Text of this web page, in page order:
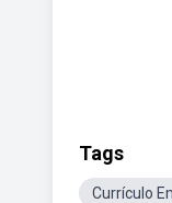
Tags
Currículo